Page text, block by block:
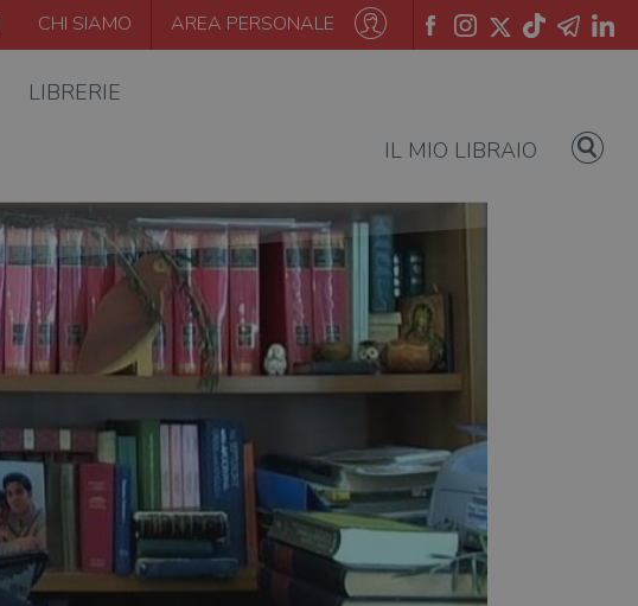
CHI SIAMO AREA PERSONALE
LIBRERIE
IL MIO LIBRAIO